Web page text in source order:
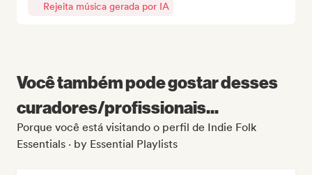
Rejeita música gerada por IA
Você também pode gostar desses
curadores/profissionais...
Porque você está visitando o perfil de Indie Folk
Essentials · by Essential Playlists